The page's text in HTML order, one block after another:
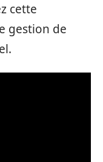
cette
gestion de